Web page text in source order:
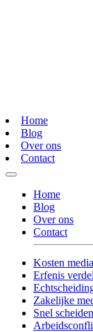
Home
Blog
Over ons
Contact
Home
Blog
Over ons
Contact
Kosten
Erfenis
Zakelijke
Snel scheiden